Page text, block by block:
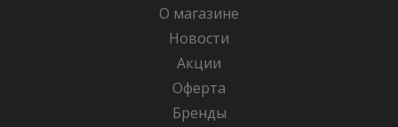
О магазине
Новости
Акции
Оферта
Бренды